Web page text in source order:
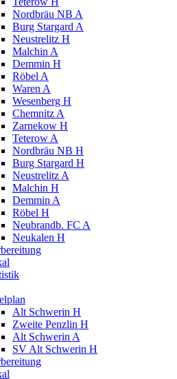
Nordbräu NB A
Burg Stargard A
Neustrelitz H
Malchin A
Demmin H
Röbel A
Waren A
Wesenberg H
Chemnitz A
Zarnekow H
Teterow A
Nordbräu NB H
Burg Stargard H
Neustrelitz A
Malchin H
Demmin A
Röbel H
Neubrandb. FC A
Neukalen H
Alt Schwerin H
Zweite Penzlin H
Alt Schwerin A
SV Alt Schwerin H